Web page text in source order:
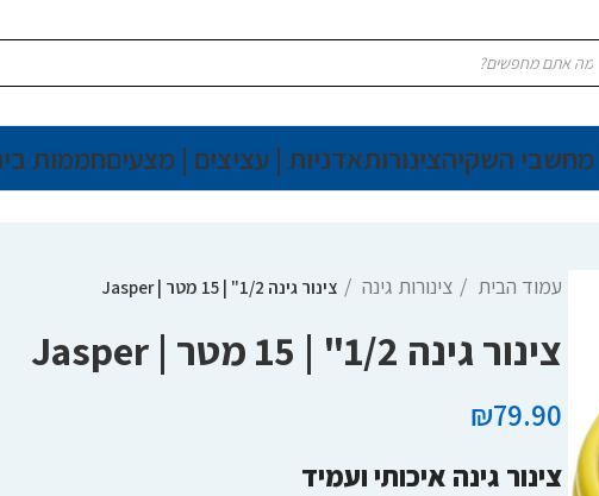
השקיהצינורותאדניות | עציצים | מצעיםחממות
עמוד הבית צינורות גינה צינור גינה 1/2" | 15 מטר | Jasper
צינור גינה 1/2" | 15 מטר | Jasper
₪79.90
צינור גינה איכותי ועמיד